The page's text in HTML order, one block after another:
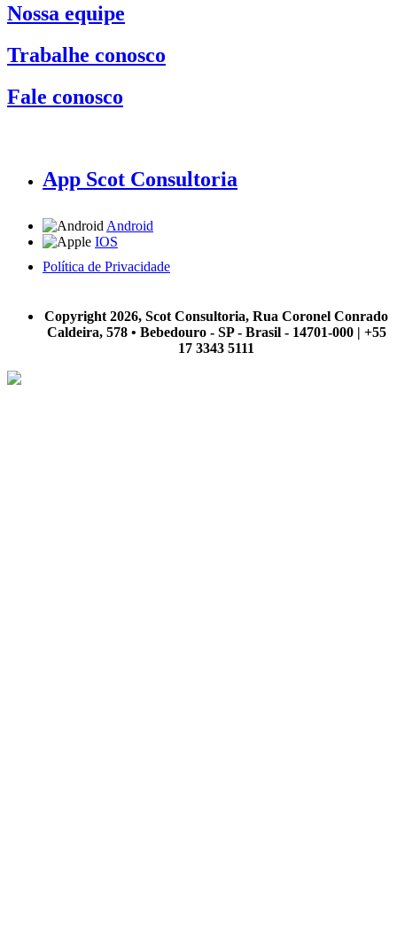
Nossa equipe
Trabalhe conosco
Fale conosco
App Scot Consultoria
Android
IOS
Política de Privacidade
Copyright 2026, Scot Consultoria, Rua Coronel Conrado
Caldeira, 578 • Bebedouro - SP - Brasil - 14701-000 | +55
17 3343 5111